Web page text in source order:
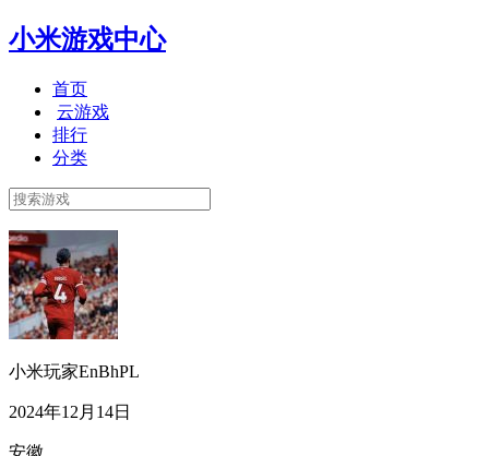
小米游戏中心
首页
云游戏
排行
分类
小米玩家EnBhPL
2024年12月14日
安徽